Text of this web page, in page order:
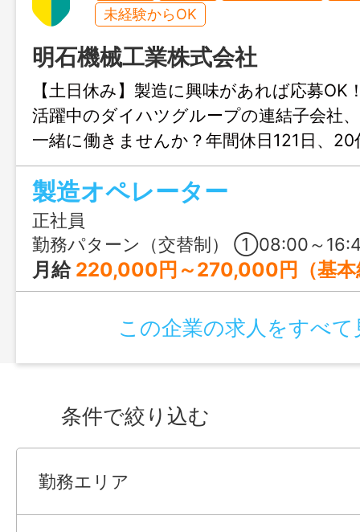
未経験からOK
明石機械工業株式会社
【土日休み】製造に興味があれば応募OK
活躍中のダイハツグループの連結子会社
一緒に働きませんか？年間休日121日、
円～など充実した待遇あり◎重労働なし
も多数活躍中！
製造オペレーター
正社員
勤務パターン（交替制） ①08:00～
月給 220,000円～270,000円（基本給） 月20日間勤務想定 ＜予定年収＞ 450万円～550万円 ※残業月30時間、夜勤10日を想定した金額です。経験・年齢・スキルにより変動します。 【年代別モデル年収】 20代前半：450万円（一般社員） 20代後半：500万円（一般社員） 30代前半：550万（一般社員） ※通常残業1.5倍、夜勤1.55倍と法
この企業の求人をすべて
条件で絞り込む
勤務エリア